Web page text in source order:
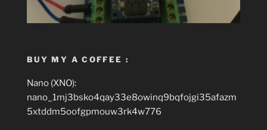
BUY MY A COFFEE :
Nano (XNO):
nano_1mj3bsko4qay33e8owinq9bqfojgi35afazm
5xtddm5oofgpmouw3rk4w776